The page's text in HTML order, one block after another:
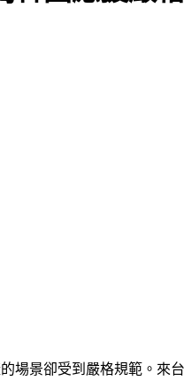
景卻受到嚴格規範。來